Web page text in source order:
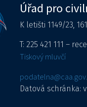
Úřad pro
K letišti 1149/23,
T: 225 421 111 –
Tiskový mluvčí
Datová schránka: